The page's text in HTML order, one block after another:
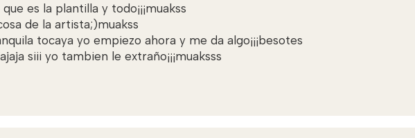
es la plantilla y todo¡¡¡muakss
de la artista;)muakss
tocaya yo empiezo ahora y me da algo¡¡¡besotes
siii yo tambien le extraño¡¡¡muaksss